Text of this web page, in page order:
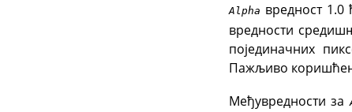
Alpha вредност 1.0
вредности
појединачних
Пажљиво
Међувредности за